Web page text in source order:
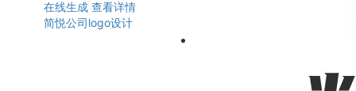
在线生成 查看详情
简悦公司logo设计